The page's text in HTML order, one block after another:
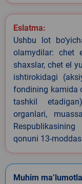
Eslatma:
Ushbu lot
olamydilar: chet
shaxslar, chet el
ishtirokidagi
fondining kamida
tashkil
organlari,
qonuni 13-
Muhim